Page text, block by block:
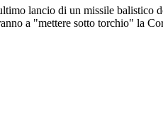
lancio di un missile balistico
a "mettere sotto torchio" la